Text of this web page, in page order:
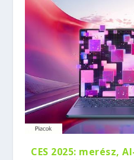
CES 2025: merész,